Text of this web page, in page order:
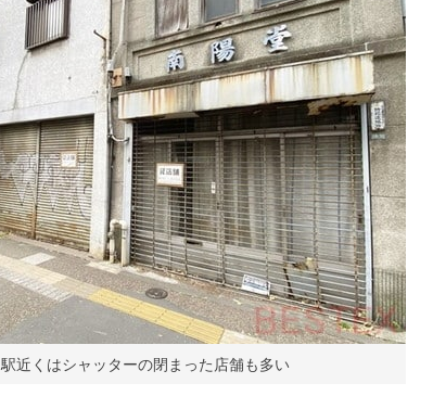
駅近くはシャッターの閉まった店舗も多い